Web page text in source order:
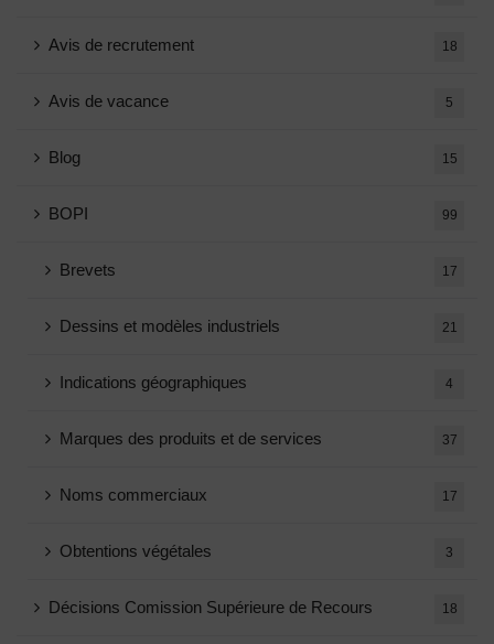
Avis de recrutement 18
Avis de vacance 5
Blog 15
BOPI 99
Brevets 17
Dessins et modèles industriels 21
Indications géographiques 4
Marques des produits et de services 37
Noms commerciaux 17
Obtentions végétales 3
Décisions Comission Supérieure de Recours 18